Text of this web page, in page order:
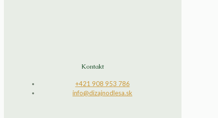
Kontakt
+421 908 953 786
info@dizajnodlesa.sk